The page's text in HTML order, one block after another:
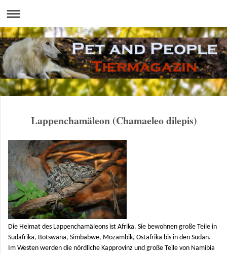
Lappenchamäleon (Chamaeleo dilepis)
Die Heimat des Lappenchamäleons ist Afrika. Sie bewohnen große Teile in
Südafrika, Botswana, Simbabwe, Mozambik, Ostafrika bis in den Sudan.
Im Westen werden die nördliche Kapprovinz und große Teile von Namibia